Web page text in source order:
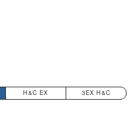
H&C EX 3EX H&C